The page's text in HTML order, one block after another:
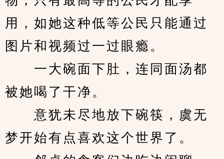
用，如她这种低等公民只能通过
图片和视频过一过眼瘾。
一大碗面下肚，连同面汤都
被她喝了干净。
意犹未尽地放下碗筷，虞无
梦开始有点喜欢这个世界了。